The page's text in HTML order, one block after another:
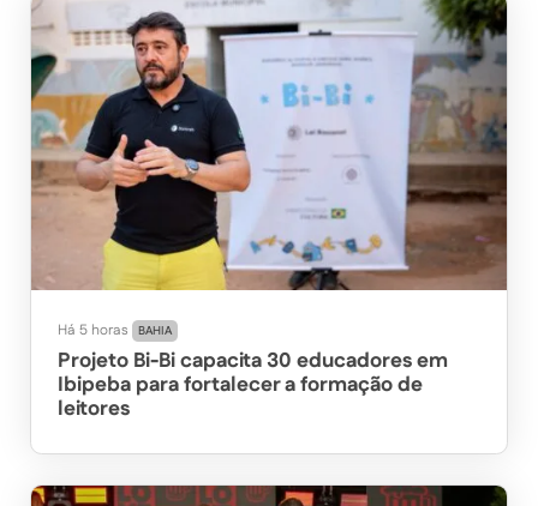
Há 5 horas BAHIA
Projeto Bi-Bi capacita 30 educadores em
Ibipeba para fortalecer a formação de
leitores